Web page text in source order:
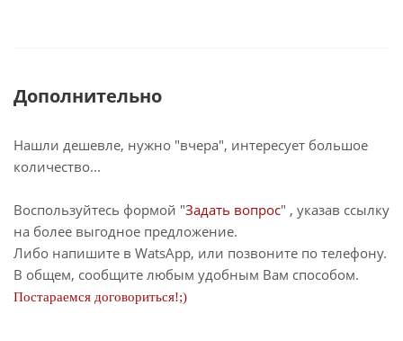
Дополнительно
Нашли дешевле, нужно "вчера", интересует большое
количество...
Воспользуйтесь формой "Задать вопрос" , указав ссылку
на более выгодное предложение.
Либо напишите в WatsApp, или позвоните по телефону.
В общем, сообщите любым удобным Вам способом.
Постараемся договориться!;)